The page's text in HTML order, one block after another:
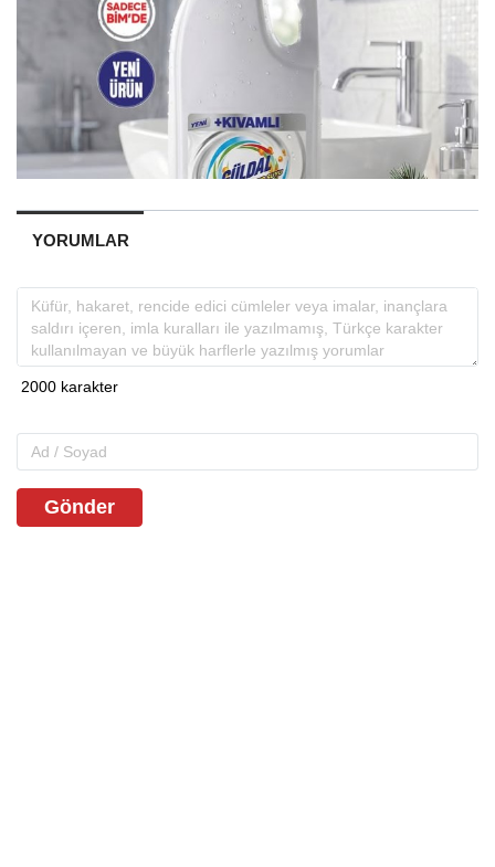
YORUMLAR
Gönder